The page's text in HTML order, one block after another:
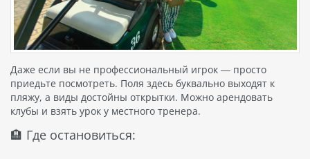
Даже если вы не профессиональный игрок — просто
приедьте посмотреть. Поля здесь буквально выходят к
пляжу, а виды достойны открытки. Можно арендовать
клубы и взять урок у местного тренера.
🏨 Где остановиться: